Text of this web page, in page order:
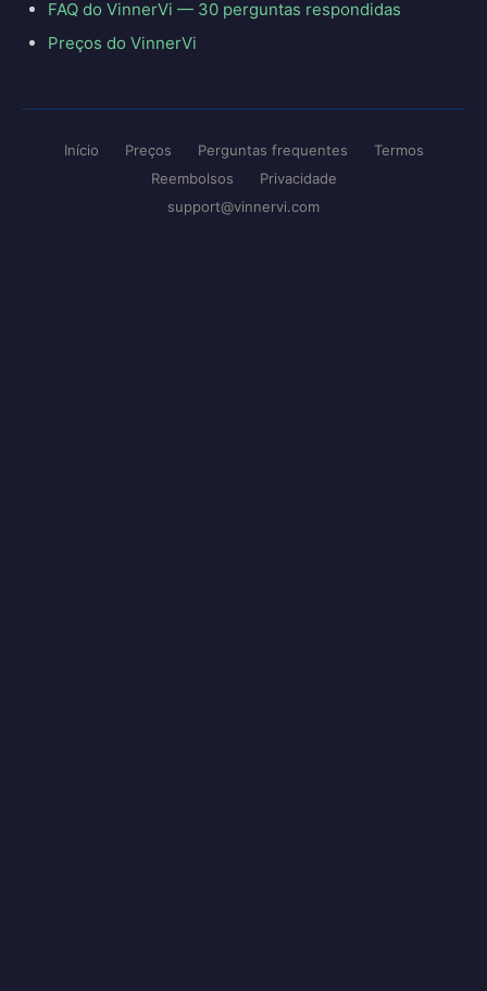
FAQ do VinnerVi — 30 perguntas respondidas
Preços do VinnerVi
Início Preços Perguntas frequentes
Termos
Reembolsos
Privacidade
support@vinnervi.com